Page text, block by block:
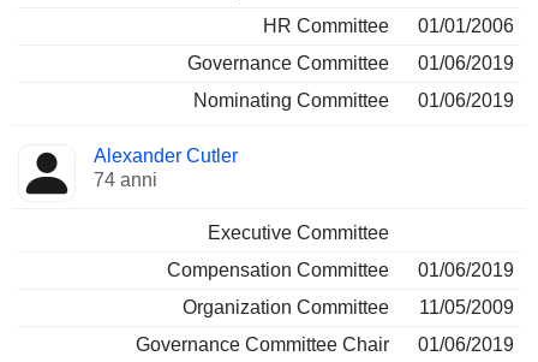
HR Committee
01/01/2006
Governance Committee
01/06/2019
Nominating Committee
01/06/2019
Alexander Cutler
74 anni
Executive Committee
Compensation Committee
01/06/2019
Organization Committee
11/05/2009
Governance Committee Chair
01/06/2019